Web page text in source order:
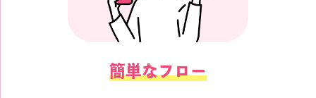
簡単なフロー